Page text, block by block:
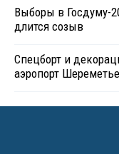
Выборы в Госдуму-
длится созыв
Спецборт и
аэропорт